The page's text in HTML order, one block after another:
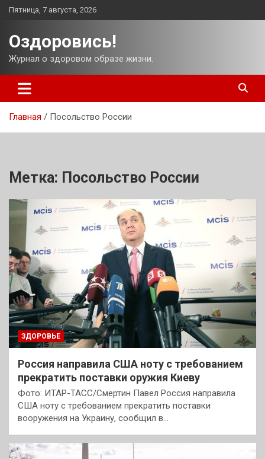
Перейти
Пятница, 7 августа, 2026
Оздоровись!
Журнал о здоровом образе жизни.
Главная Посольство России
Метка: Посольство России
ЗДОРОВЬЕ
Россия направила США ноту с требованием
прекратить поставки оружия Киеву
Фото: ИТАР-ТАСС/Смертин Павел Россия направила
США ноту с требованием прекратить поставки
вооружения на Украину, сообщил в…